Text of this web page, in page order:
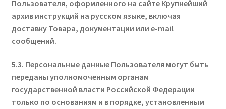
Пользователя, оформленного на сайте Крупнейший
архив инструкций на русском языке, включая
доставку Товара, документации или e-mail
сообщений.
5.3. Персональные данные Пользователя могут быть
переданы уполномоченным органам
государственной власти Российской Федерации
только по основаниям и в порядке, установленным